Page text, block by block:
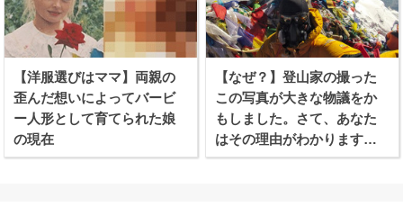
【洋服選びはママ】両親の
歪んだ想いによってバービ
ー人形として育てられた娘
の現在
【なぜ？】登山家の撮った
この写真が大きな物議をか
もしました。さて、あなた
はその理由がわかります
か？